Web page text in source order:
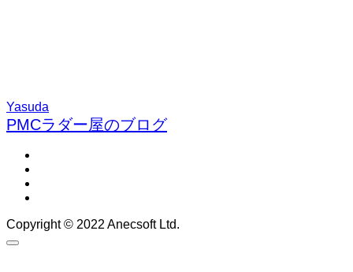
Yasuda
PMCラダー屋のブログ
Copyright © 2022 Anecsoft Ltd.